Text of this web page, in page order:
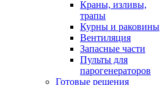
Краны, изливы,
трапы
Курны и раковины
Вентиляция
Запасные части
Пульты для
парогенераторов
Готовые решения